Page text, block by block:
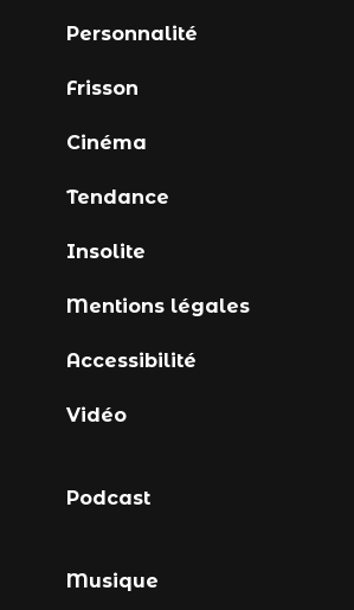
Vidéo
Podcast
Musique
Personnalité
Frisson
Cinéma
Tendance
Insolite
Mentions légales
Accessibilité